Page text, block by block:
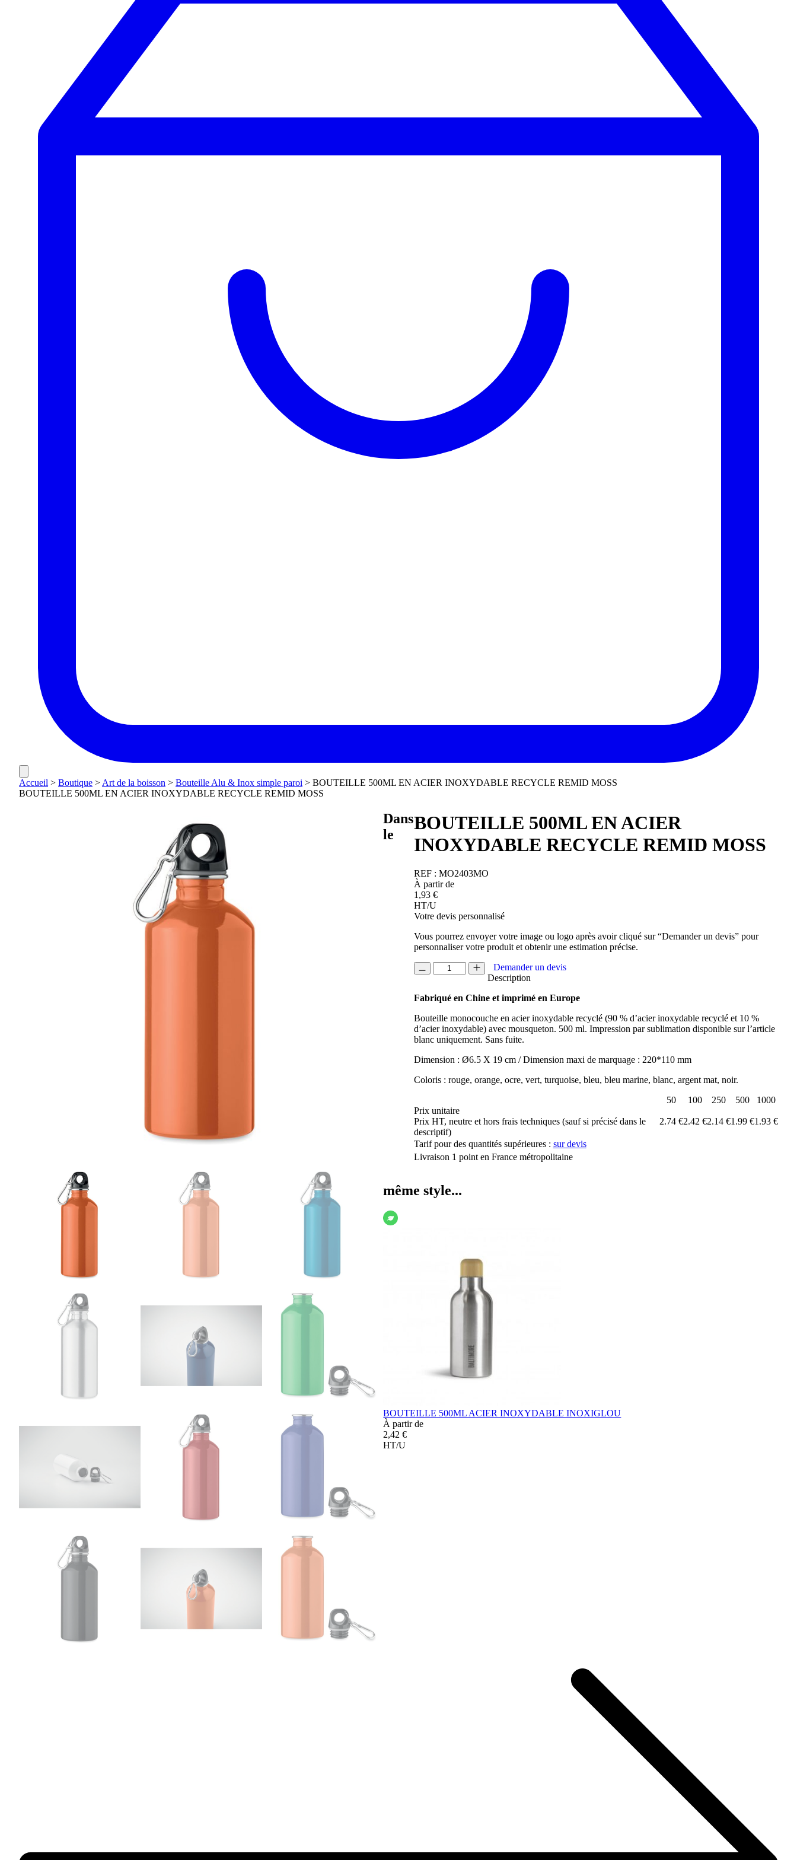
Accueil > Boutique >Art de la boisson > Bouteille Alu & Inox simple paroi > BOUTEILLE 500ML EN ACIER INOXYDABLE RECYCLE REMID MOSS
BOUTEILLE 500ML EN ACIER INOXYDABLE RECYCLE REMID MOSS
BOUTEILLE 500ML EN ACIER
INOXYDABLE RECYCLE REMID MOSS
REF : MO2403MO
À partir de
1,93 €
HT/U
Votre devis personnalisé
Vous pourrez envoyer votre image ou logo après avoir cliqué sur “Demander un devis” pour
personnaliser votre produit et obtenir une estimation précise.
quantité
de
500ML
ACIER
INOXYDABLE
RECYCLE
MOSS
Demander un devis
Description
Fabriqué en Chine et imprimé en Europe
Bouteille monocouche en acier inoxydable recyclé (90 % d’acier inoxydable recyclé et 10 %
d’acier inoxydable) avec mousqueton. 500 ml. Impression par sublimation disponible sur l’article
blanc uniquement. Sans fuite.
Dimension : Ø6.5 X 19 cm / Dimension maxi de marquage : 220*110 mm
Coloris : rouge, orange, ocre, vert, turquoise, bleu, bleu marine, blanc, argent mat, noir.
50
100 250 500
1000
Prix unitaire
Prix HT, neutre et hors frais techniques (sauf si précisé dans le
descriptif)
2.74 €2.42 €2.14 €1.99 €1.93 €
Tarif pour des quantités supérieures : sur devis
Livraison 1 point en France métropolitaine
Dans
le
même style...
BOUTEILLE 500ML ACIER INOXYDABLE INOXIGLOU
À partir de
2,42 €
HT/U